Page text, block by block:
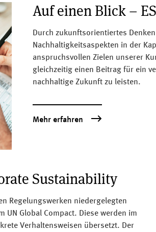
Auf einen Blick –
Durch zukunftsorientiertes
Nachhaltigkeitsaspekten in der
anspruchsvollen Zielen unserer
gleichzeitig einen Beitrag für ein
nachhaltige Zukunft zu leisten.
Mehr erfahren
Sustainability
Regelungswerken niedergelegten
Global Compact. Diese werden im
Verhaltensweisen übersetzt. Der